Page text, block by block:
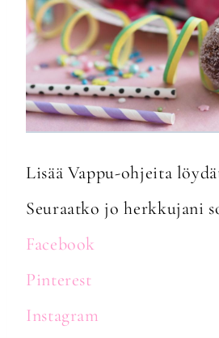
Lisää Vappu-ohjeita
Seuraatko jo herkkujani
Facebook
Pinterest
Instagram